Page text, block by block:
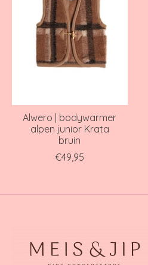
Alwero | bodywarmer
alpen junior Krata
bruin
€49,95